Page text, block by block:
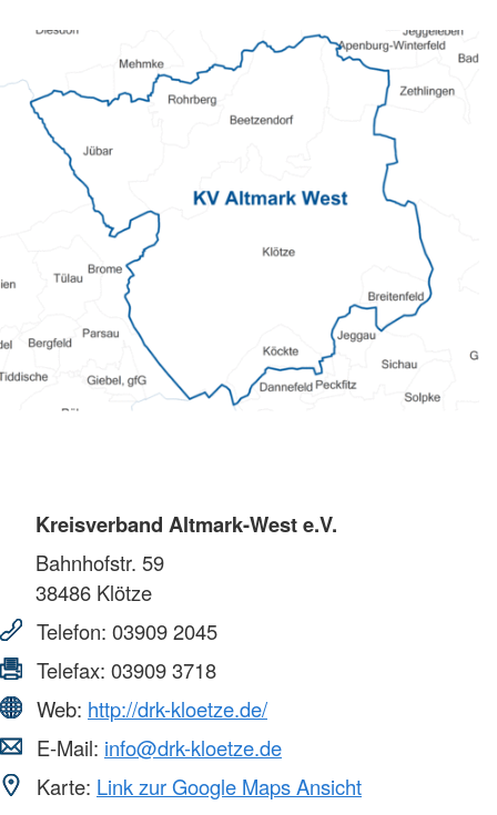
Kreisverband Altmark-West e.V.
Bahnhofstr. 59
38486 Klötze
Telefon: 03909 2045
Telefax: 03909 3718
Web: http://drk-kloetze.de/
E-Mail: info@drk-kloetze.de
Karte: Link zur Google Maps Ansicht